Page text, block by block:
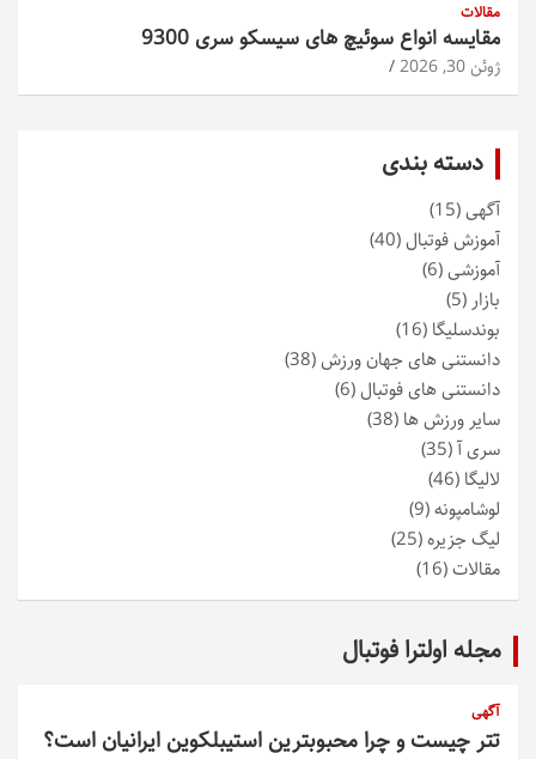
مقالات
مقایسه انواع سوئیچ های سیسکو سری 9300
ژوئن 30, 2026
دسته بندی
آگهی(15)
آموزش فوتبال(40)
آموزشی(6)
بازار (5)
بوندسلیگا (16)
دانستنی های جهان ورزش(38)
دانستنی های فوتبال(6)
سایر ورزش ها (38)
سری آ(35)
لالیگا (46)
لوشامپونه(9)
لیگ جزیره(25)
مقالات(16)
مجله اولترا فوتبال
آگهی
تتر چیست و چرا محبوبترین استیبلکوین ایرانیان است؟